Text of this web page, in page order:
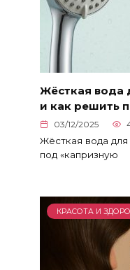
Жёсткая вода
и как решить
03/12/2025
Жёсткая вода
под «капризную
КРАСОТА И